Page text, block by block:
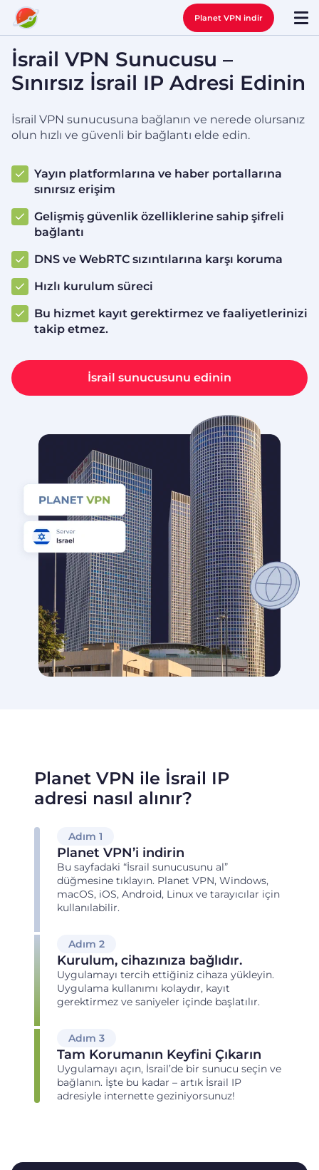
Planet VPN indir
İsrail VPN Sunucusu –
Sınırsız İsrail IP Adresi Edinin
İsrail VPN sunucusuna bağlanın ve nerede olursanız
olun hızlı ve güvenli bir bağlantı elde edin.
Yayın platformlarına ve haber portallarına
sınırsız erişim
Gelişmiş güvenlik özelliklerine sahip şifreli
bağlantı
DNS ve WebRTC sızıntılarına karşı koruma
Hızlı kurulum süreci
Bu hizmet kayıt gerektirmez ve faaliyetlerinizi
takip etmez.
İsrail sunucusunu edinin
Planet VPN ile İsrail IP
adresi nasıl alınır?
Adım 1
Planet VPN’i indirin
Bu sayfadaki “İsrail sunucusunu al”
düğmesine tıklayın. Planet VPN, Windows,
macOS, iOS, Android, Linux ve tarayıcılar için
kullanılabilir.
Adım 2
Kurulum, cihazınıza bağlıdır.
Uygulamayı tercih ettiğiniz cihaza yükleyin.
Uygulama kullanımı kolaydır, kayıt
gerektirmez ve saniyeler içinde başlatılır.
Adım 3
Tam Korumanın Keyfini Çıkarın
Uygulamayı açın, İsrail’de bir sunucu seçin ve
bağlanın. İşte bu kadar – artık İsrail IP
adresiyle internette geziniyorsunuz!